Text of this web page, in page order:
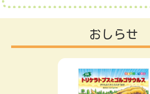
おしらせ